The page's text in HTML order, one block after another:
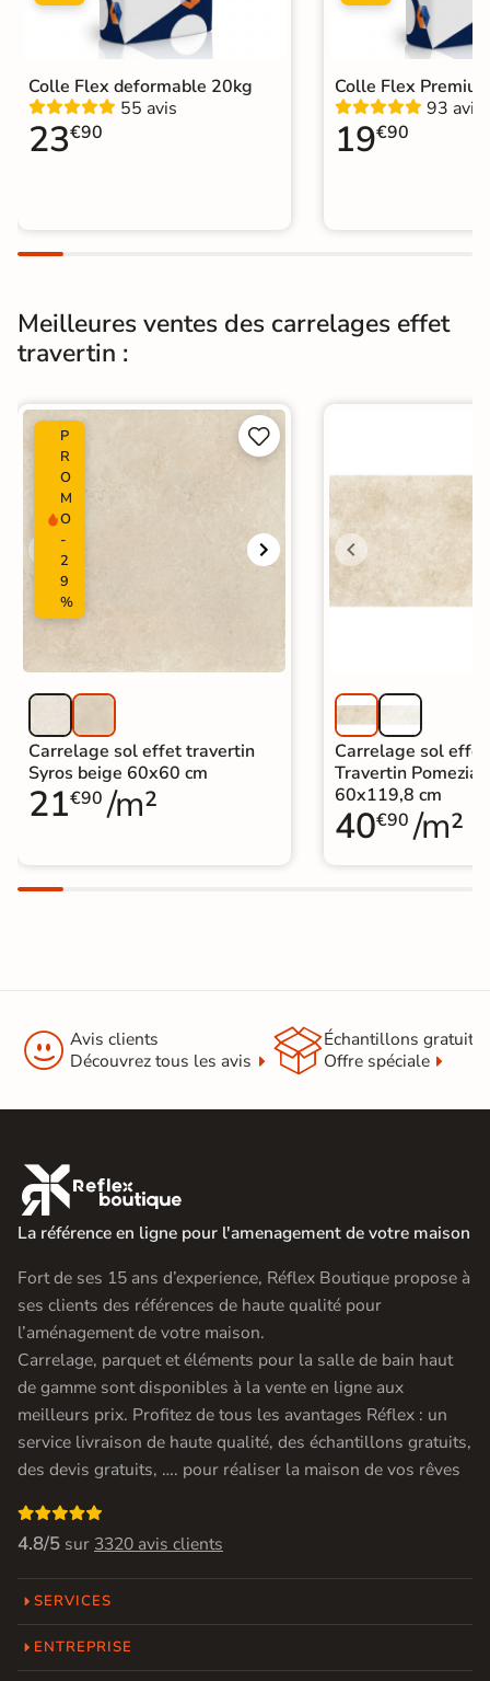
Colle Flex deformable 20kg
55 avis
23€90
Colle Flex
93 avis
19€90
Meilleures ventes des carrelages effet
travertin :
P
R
O
M
O
-
2
9
%


Carrelage sol effet travertin
Syros beige 60x60 cm
21€90 /m²
Carrelage sol
Travertin Pomezia
60x119,8 cm
40€90 /m²
 Avis clients
Découvrez tous les avis
Échantillons gratuit
Offre spéciale

La référence en ligne pour l'amenagement de votre maison
Fort de ses 15 ans d’experience, Réflex Boutique propose à
ses clients des références de haute qualité pour
l’aménagement de votre maison.
Carrelage, parquet et éléments pour la salle de bain haut
de gamme sont disponibles à la vente en ligne aux
meilleurs prix. Profitez de tous les avantages Réflex : un
service livraison de haute qualité, des échantillons gratuits,
des devis gratuits, …. pour réaliser la maison de vos rêves

4.8/5 sur 3320 avis clients
SERVICES
ENTREPRISE